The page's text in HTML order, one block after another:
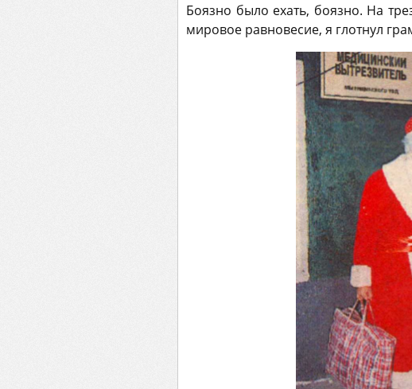
Боязно было ехать, боязно. На
мировое равновесие, я глотнул